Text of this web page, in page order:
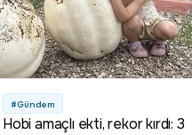
#Gündem
Hobi amaçlı ekti, rekor kırdı: 3